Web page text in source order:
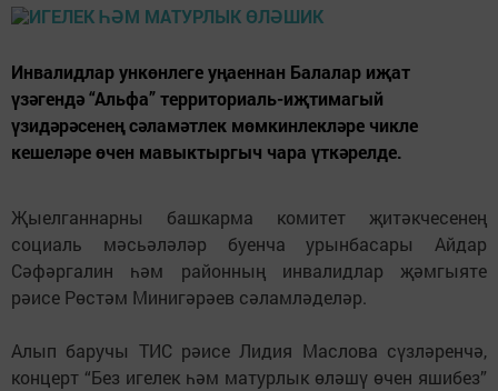
Инвалидлар ункөнлеге уңаеннан Балалар иҗат
үзәгендә “Альфа” территориаль-иҗтимагый
үзидәрәсенең сәламәтлек мөмкинлекләре чикле
кешеләре өчен мавыктыргыч чара үткәрелде.
Җыелганнарны башкарма комитет җитәкчесенең
социаль мәсьәләләр буенча урынбасары Айдар
Сәфәргалин һәм районның инвалидлар җәмгыяте
рәисе Рөстәм Минигәрәев сәламләделәр.
Алып баручы ТИС рәисе Лидия Маслова сүзләренчә,
концерт “Без игелек һәм матурлык өләшү өчен яшибез”